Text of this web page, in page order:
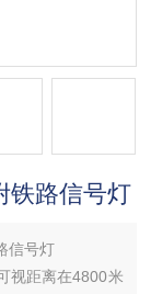
铁路信号灯
信号灯
视距离在4800米